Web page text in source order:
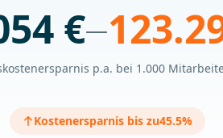
€—
p.a. bei 1.000
Kostenersparnis bis zu45.5%